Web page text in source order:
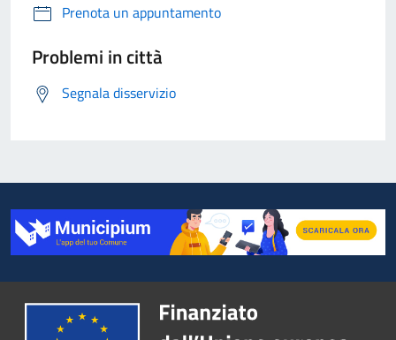
Prenota un appuntamento
Problemi in città
Segnala disservizio